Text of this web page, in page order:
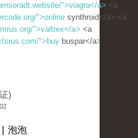
">viagra</a> <a
">online synthroid</a> <a
">valtrex</a> <a
">buy buspar</a>
)
| 泡泡